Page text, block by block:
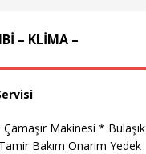
– KLİMA –
Çamaşır Makinesi * Bulaşık
Bakım Onarım Yedek